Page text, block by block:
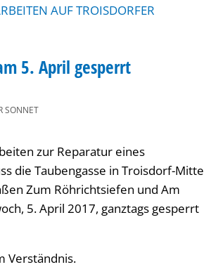
AUF TROISDORFER
5. April gesperrt
SONNET
zur Reparatur eines
die Taubengasse in Troisdorf-Mitte
Zum Röhrichtsiefen und Am
5. April 2017, ganztags gesperrt
Verständnis.